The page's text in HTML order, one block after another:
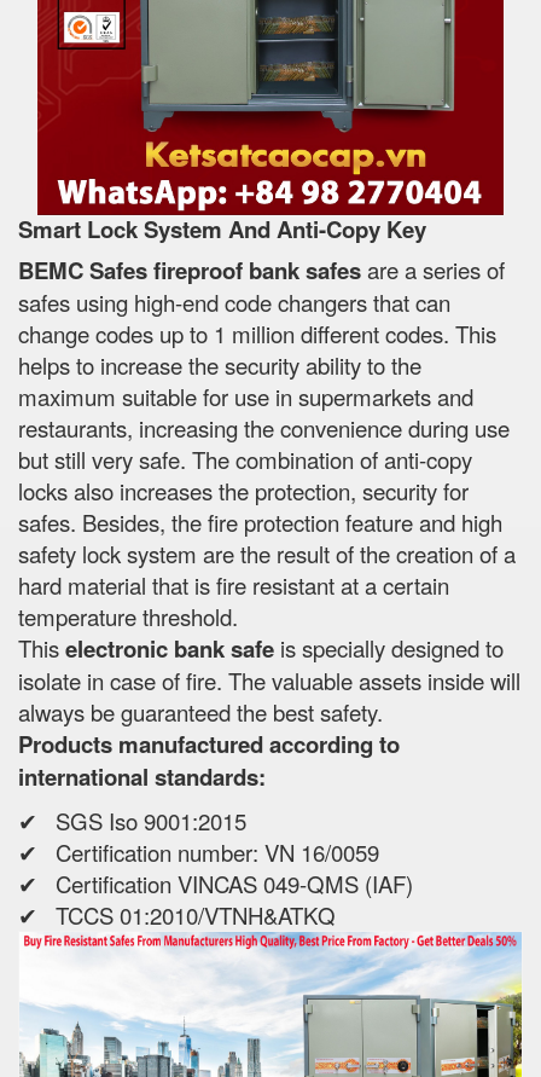
Smart Lock System And Anti-Copy Key
BEMC Safes fireproof bank safesare a series of
safes using high-end code changers that can
change codes up to 1 million different codes. This
helps to increase the security ability to the
maximum suitable for use in supermarkets and
restaurants, increasing the convenience during use
but still very safe. The combination of anti-copy
locks also increases the protection, security for
safes. Besides, the fire protection feature and high
safety lock system are the result of the creation of a
hard material that is fire resistant at a certain
temperature threshold.
Thiselectronic bank safe is specially designed to
isolate in case of fire. The valuable assets inside will
always be guaranteed the best safety.
Products manufactured according to
international standards:
✔ SGS Iso 9001:2015
✔ Certification number: VN 16/0059
✔ Certification VINCAS 049-QMS (IAF)
✔ TCCS 01:2010/VTNH&ATKQ